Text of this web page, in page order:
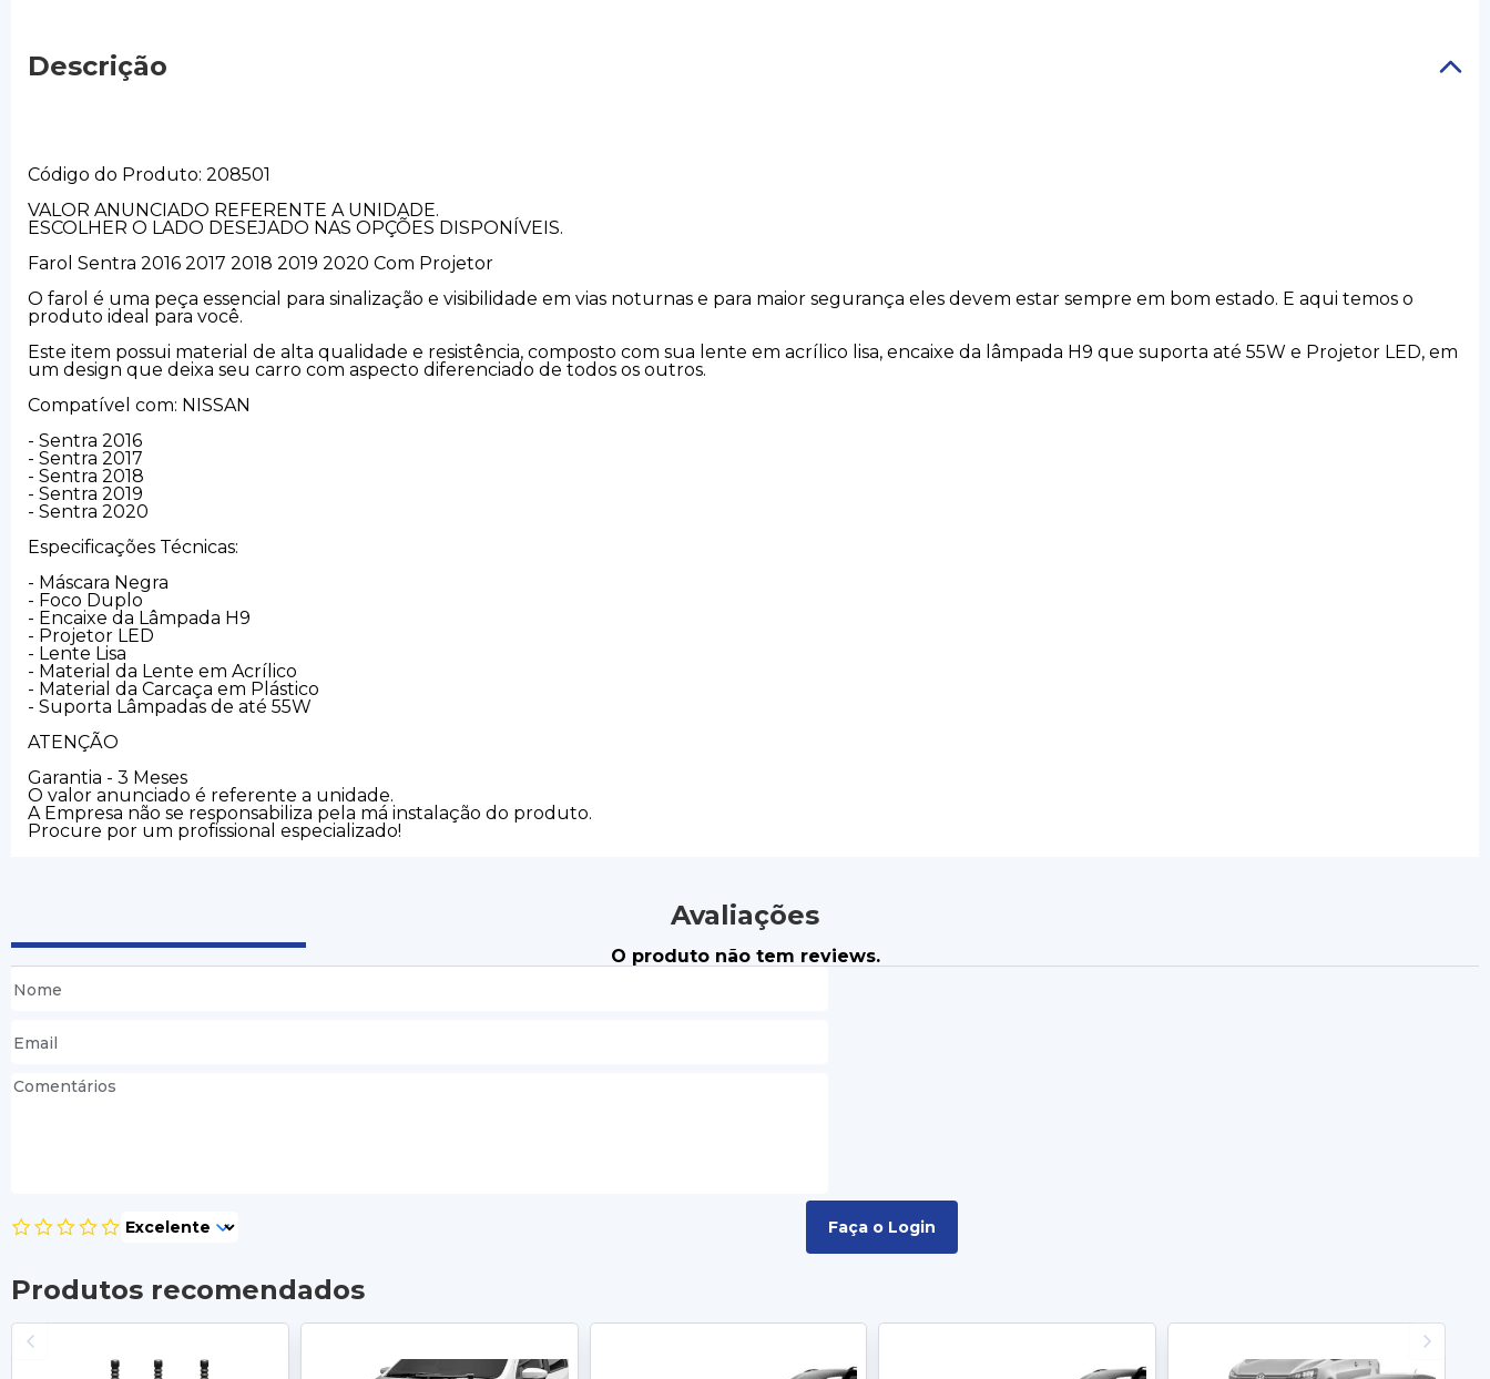
Descrição
Código do Produto: 208501
VALOR ANUNCIADO REFERENTE A UNIDADE.
ESCOLHER O LADO DESEJADO NAS OPÇÕES DISPONÍVEIS.
Farol Sentra 2016 2017 2018 2019 2020 Com Projetor
O farol é uma peça essencial para sinalização e visibilidade em vias noturnas e para maior segurança eles devem estar sempre em bom estado. E aqui temos o
produto ideal para você.
Este item possui material de alta qualidade e resistência, composto com sua lente em acrílico lisa, encaixe da lâmpada H9 que suporta até 55W e Projetor LED, em
um design que deixa seu carro com aspecto diferenciado de todos os outros.
Compatível com: NISSAN
- Sentra 2016
- Sentra 2017
- Sentra 2018
- Sentra 2019
- Sentra 2020
Especificações Técnicas:
- Máscara Negra
- Foco Duplo
- Encaixe da Lâmpada H9
- Projetor LED
- Lente Lisa
- Material da Lente em Acrílico
- Material da Carcaça em Plástico
- Suporta Lâmpadas de até 55W
ATENÇÃO
Garantia - 3 Meses
O valor anunciado é referente a unidade.
A Empresa não se responsabiliza pela má instalação do produto.
Procure por um profissional especializado!
Avaliações
O produto não tem reviews.
Faça o Login
Produtos recomendados